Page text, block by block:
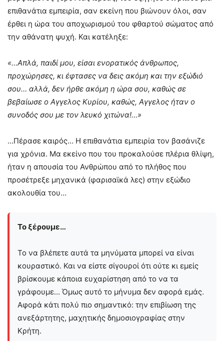
επιθανάτια εμπειρία, σαν εκείνη που βιώνουν όλοι, σαν
έρθει η ώρα του αποχωρισμού του φθαρτού σώματος από
την αθάνατη ψυχή. Και κατέληξε:
«…Απλά, παιδί μου, είσαι ενορατικός άνθρωπος,
προχώρησες, κι έφτασες να δεις ακόμη και την εξώδιό
σου… αλλά, δεν ήρθε ακόμη η ώρα σου, καθώς σε
βεβαίωσε ο Αγγελος Κυρίου, καθώς, Αγγελος ήταν ο
συνοδός σου με τον λευκό χιτώνα!…»
…Πέρασε καιρός… Η επιθανάτια εμπειρία τον βασάνιζε
για χρόνια. Μα εκείνο που του προκαλούσε πλέρια θλίψη,
ήταν η απουσία του Ανθρώπου από το πλήθος που
προσέτρεξε μηχανικά (φαρισαϊκά λες) στην εξώδιο
ακολουθία του…
Το ξέρουμε…
Το να βλέπετε αυτά τα μηνύματα μπορεί να είναι
κουραστικό. Και να είστε σίγουροί ότι ούτε κι εμείς
βρίσκουμε κάποια ευχαρίστηση από το να τα
γράφουμε... Όμως αυτό το μήνυμα δεν αφορά εμάς.
Αφορά κάτι πολύ πιο σημαντικό: την επιβίωση της
ανεξάρτητης, μαχητικής δημοσιογραφίας στην
Kρήτη.